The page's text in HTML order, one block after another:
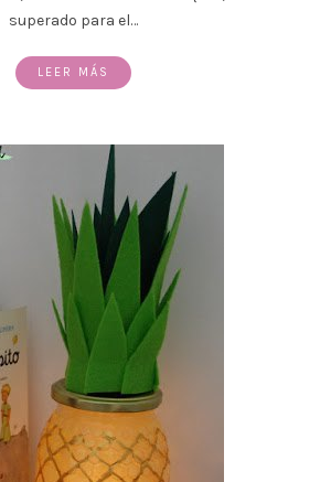
superado para el…
LEER MÁS